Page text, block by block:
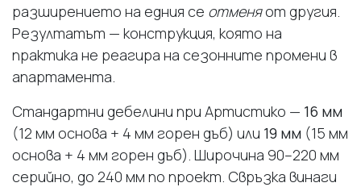
разширението на едния се отменяот другия.
Резултатът — конструкция, която на
практика не реагира на сезонните промени в
апартамента.
Стандартни дебелини при Артистико — 16 мм
(12 мм основа + 4 мм горен дъб) или 19 мм (15 мм
основа + 4 мм горен дъб). Широчина 90–220 мм
серийно, до 240 мм по проект. Свръзка винаги